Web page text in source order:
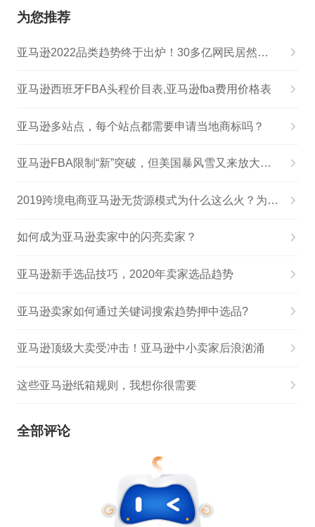
为您推荐
亚马逊2022品类趋势终于出炉！30多亿网民居然都买它？！
亚马逊西班牙FBA头程价目表,亚马逊fba费用价格表
亚马逊多站点，每个站点都需要申请当地商标吗？
亚马逊FBA限制“新”突破，但美国暴风雪又来放大招了！
2019跨境电商亚马逊无货源模式为什么这么火？为什么你害怕加入？
如何成为亚马逊卖家中的闪亮卖家？
亚马逊新手选品技巧，2020年卖家选品趋势
亚马逊卖家如何通过关键词搜索趋势押中选品?
亚马逊顶级大卖受冲击！亚马逊中小卖家后浪汹涌
这些亚马逊纸箱规则，我想你很需要
全部评论